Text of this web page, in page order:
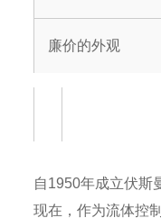
廉价的外观
自1950年成立伏斯
现在，作为流体控